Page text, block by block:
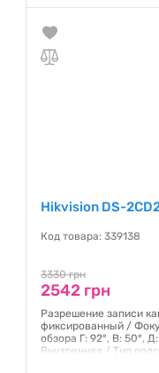
H.264+, H.264 -
Hikvision DS-
Код товара: 339138
3330 грн
2542 грн
Разрешение записи
фиксированный /
обзора Г: 92°, В: 50°,
Внутренняя / Тип